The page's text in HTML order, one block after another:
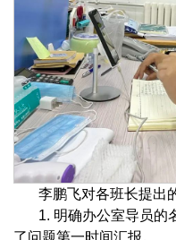
李鹏飞对各班长提出
1. 明确办公室导员的
了问题第一时间汇报。